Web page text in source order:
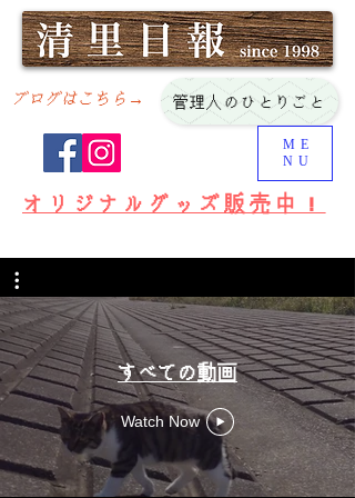
ブログはこちら→ 管理人のひとりごと
ME
NU
オリジナルグッズ販売中！
すべての動画
Watch Now